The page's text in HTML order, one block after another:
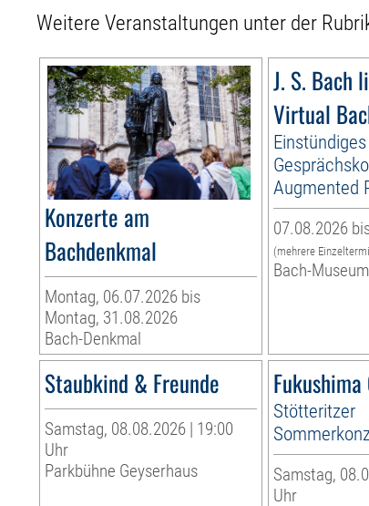
Weitere Veranstaltungen unter der
Konzerte am
Bachdenkmal
Montag, 06.07.2026 bis
Montag, 31.08.2026
Bach-Denkmal
J. S. Bach
Virtual
Einstündiges
Augmented
07.08.2026
(mehrere
Bach-
Staubkind & Freunde
Samstag, 08.08.2026 | 19:00
Uhr
Parkbühne Geyserhaus
Stötteritzer
Samstag,
Uhr